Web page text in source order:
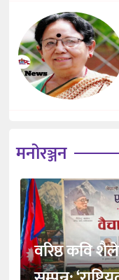
मनोरञ्जन
वरिष्ठ कवि